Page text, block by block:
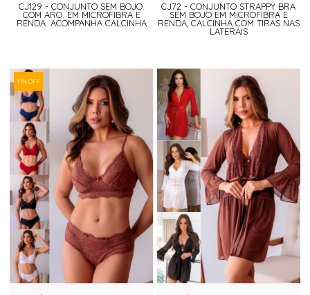
CJ129 - CONJUNTO SEM BOJO.
COM ARO. EM MICROFIBRA E
RENDA. ACOMPANHA CALCINHA
CJ72 - CONJUNTO STRAPPY BRA
SEM BOJO EM MICROFIBRA E
RENDA, CALCINHA COM TIRAS NAS
LATERAIS
11% OFF